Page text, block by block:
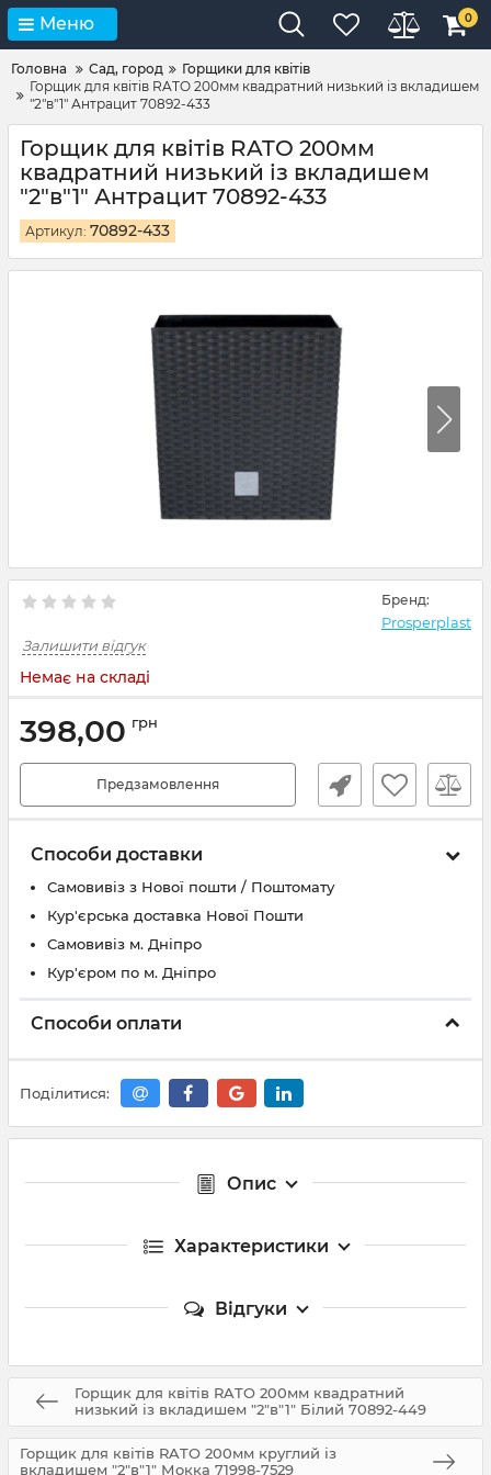
Меню 0
Головна Сад, город
Горщики для квітів
Горщик для квітів RATO 200мм квадратний низький із вкладишем
"2"в"1" Антрацит 70892-433
Горщик для квітів RATO 200мм
квадратний низький із вкладишем
"2"в"1" Антрацит 70892-433
Артикул: 70892-433
Бренд:
Prosperplast
Залишити відгук
Немає на складі
398,00 грн
Предзамовлення
Способи доставки
Самовивіз з Нової пошти / Поштомату
Кур'єрська доставка Нової Пошти
Самовивіз м. Дніпро
Кур'єром по м. Дніпро
Способи оплати
Поділитися:
Опис
Характеристики
Відгуки
Горщик для квітів RATO 200мм квадратний
низький із вкладишем "2"в"1" Білий 70892-449
Горщик для квітів RATO 200мм круглий із
вкладишем "2"в"1" Мокка 71998-7529